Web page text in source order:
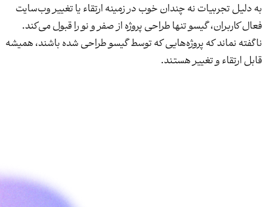
به دلیل تجربیات نه چندان خوب در زمینه ارتقاء یا تغییر وب‌سایت
فعال کاربران، گیسو تنها طراحی پروژه از صفر و نو را قبول می‌کند.
ناگفته نماند که پروژه‌هایی که توسط گیسو طراحی شده باشند، همیشه
قابل ارتقاء و تغییر هستند.